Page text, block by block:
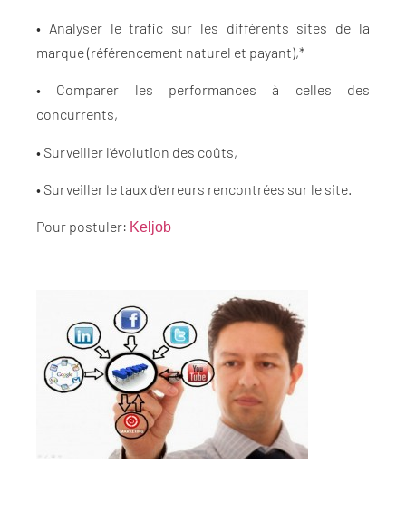
• Analyser le trafic sur les différents sites de la
marque (référencement naturel et payant),*
• Comparer les performances à celles des
concurrents,
• Surveiller l’évolution des coûts,
• Surveiller le taux d’erreurs rencontrées sur le site.
Pour postuler: Keljob